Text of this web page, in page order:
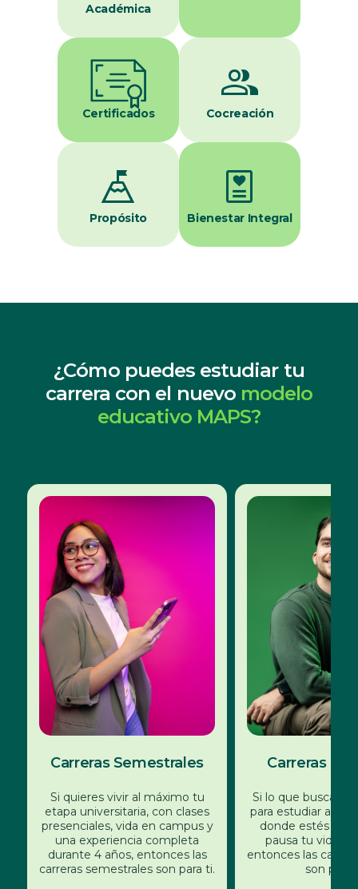
Académica
Certificados
group
Cocreación
mountain_flag
Propósito
diagnosis
Bienestar Integral
¿Cómo puedes estudiar tu
carrera con el nuevo modelo
educativo MAPS?
Carreras Semestrales
Si quieres vivir al máximo tu
etapa universitaria, con clases
presenciales, vida en campus y
una experiencia completa
durante 4 años, entonces las
carreras semestrales son para ti.
Carreras
Si lo que buscas
para estudiar a tu
donde estés y
pausa tu vida
entonces las
son para